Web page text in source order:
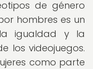
de género
hombres es un
igualdad y la
los videojuegos.
como parte